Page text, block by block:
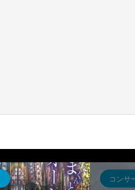
コンサ